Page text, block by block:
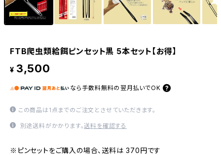
FTB爬虫類給餌ピンセット黒 5本セット【お得】
¥ 3,500
なら 手数料無料の 翌月払いでOK
この商品は1点までのご注文とさせていただきます。
別途送料がかかります。送料を確認する
※ピンセットをご購入の場合、送料は 370円です